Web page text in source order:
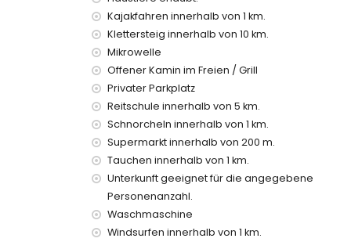
Staubsauger sowie Bügeleisen und Bügelbrett
Bettwäsche und Handtücher
Ausstattung und Dienstleistungen gegen
Unterhaltung und Freizeitaktivitäten für Ihren
Bar (innerhalb von 500 Metern vom Haus)
Discothek (innerhalb von 1000 Metern vom Haus)
Promenade (Paseo Ecológico Benissa) und
Haus)
Themenpark (Terra Mítica), Zoo (Terra Natura,
(innerhalb von 10 Kilometern vom Haus)
Sehenswürdigkeiten und Kultur in Calpe, Costa
Kajakfahren innerhalb von 1 km.
Klettersteig innerhalb von 10 km.
Mikrowelle
Offener Kamin im Freien / Grill
Privater Parkplatz
Reitschule innerhalb von 5 km.
Schnorcheln innerhalb von 1 km.
Supermarkt innerhalb von 200 m.
Tauchen innerhalb von 1 km.
Unterkunft geeignet für die angegebene
Personenanzahl.
Waschmaschine
Windsurfen innerhalb von 1 km.